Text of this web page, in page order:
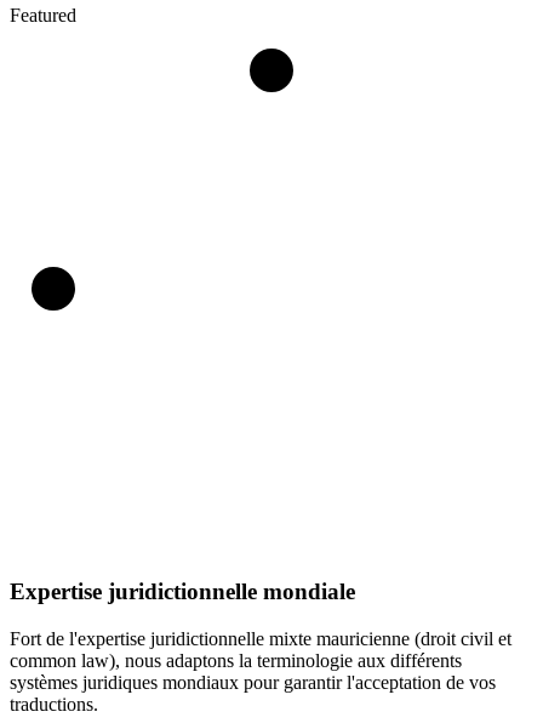
Featured
Expertise juridictionnelle mondiale
Fort de l'expertise juridictionnelle mixte mauricienne (droit civil et
common law), nous adaptons la terminologie aux différents
systèmes juridiques mondiaux pour garantir l'acceptation de vos
traductions.